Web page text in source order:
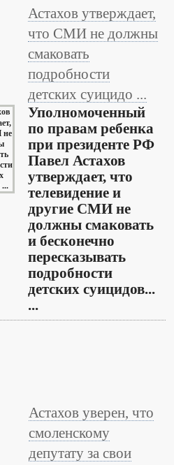
Астахов утверждает,
что СМИ не должны
смаковать
подробности
детских суицидо ...
Уполномоченный
по правам ребенка
при президенте РФ
Павел Астахов
утверждает, что
телевидение и
другие СМИ не
должны смаковать
и бесконечно
пересказывать
подробности
детских суицидов...
...
Астахов уверен, что
смоленскому
депутату за свои